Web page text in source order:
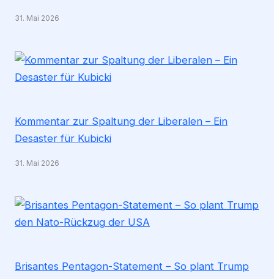
31. Mai 2026
Kommentar zur Spaltung der Liberalen – Ein
Desaster für Kubicki
31. Mai 2026
Brisantes Pentagon-Statement – So plant Trump